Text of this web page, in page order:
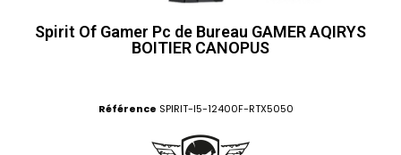
Spirit Of Gamer Pc de Bureau GAMER AQIRYS
BOITIER CANOPUS
Référence SPIRIT-I5-12400F-RTX5050